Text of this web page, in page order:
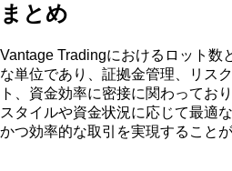
まとめ
Vantage Tradingにおけるロット数
な単位であり、証拠金管理、リス
ト、資金効率に密接に関わってお
スタイルや資金状況に応じて最適
かつ効率的な取引を実現すること